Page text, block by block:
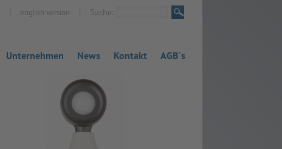
| english version | Suche:
Unternehmen News Kontakt AGB`s